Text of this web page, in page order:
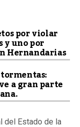
por violar
y uno por
Hernandarias
a gran parte
del Estado de la